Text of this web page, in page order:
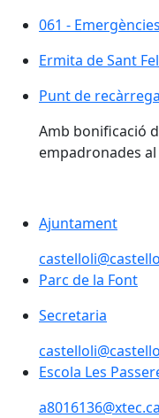
061 -
061 -
Ermita de Sant
Punt de
Punt de
Amb bonificació
empadronades
Ajuntament
Parc de la Font
Secretaria
Escola Les